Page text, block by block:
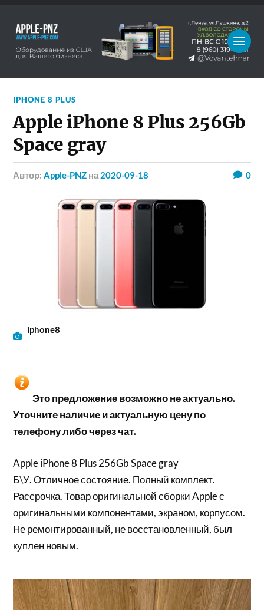
IPHONE 8 PLUS
Apple iPhone 8 Plus 256Gb
Space gray
Автор:Apple-PNZ на 2020-09-18 0
iphone8
Это предложение возможно не актуально.
Уточните наличие и актуальную цену по
телефону либо через чат.
Apple iPhone 8 Plus 256Gb Space gray
Б\У. Отличное состояние. Полный комплект.
Рассрочка. Товар оригинальной сборки Apple с
оригинальными компонентами, экраном, корпусом.
Не ремонтированный, не восстановленный, был
куплен новым.